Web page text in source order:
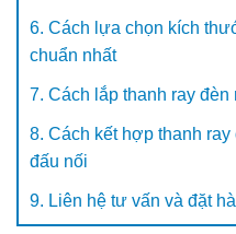
6. Cách lựa chọn kích
chuẩn nhất
7. Cách lắp thanh ray đèn
8. Cách kết hợp thanh
đấu nối
9. Liên hệ tư vấn và đặt